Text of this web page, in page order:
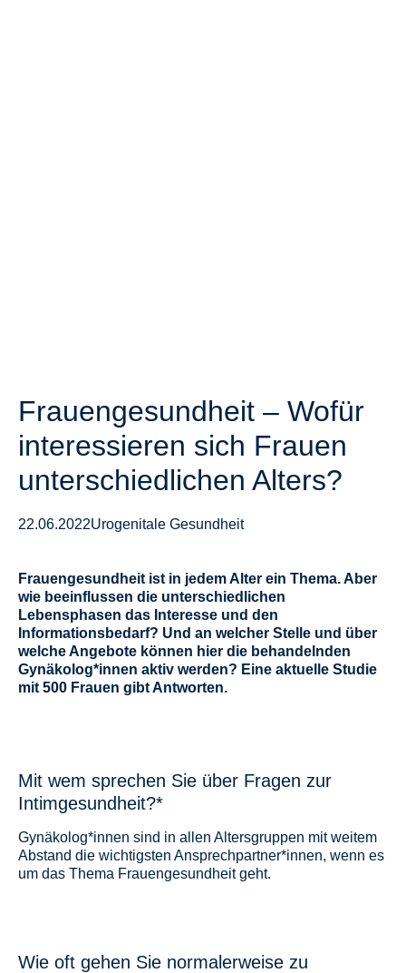
Frauengesundheit – Wofür
interessieren sich Frauen
unterschiedlichen Alters?
22.06.2022Urogenitale Gesundheit
Frauengesundheit ist in jedem Alter ein Thema. Aber
wie beeinflussen die unterschiedlichen
Lebensphasen das Interesse und den
Informationsbedarf? Und an welcher Stelle und über
welche Angebote können hier die behandelnden
Gynäkolog*innen aktiv werden? Eine aktuelle Studie
mit 500 Frauen gibt Antworten.
Mit wem sprechen Sie über Fragen zur
Intimgesundheit?*
Gynäkolog*innen sind in allen Altersgruppen mit weitem
Abstand die wichtigsten Ansprechpartner*innen, wenn es
um das Thema Frauengesundheit geht.
Wie oft gehen Sie normalerweise zu